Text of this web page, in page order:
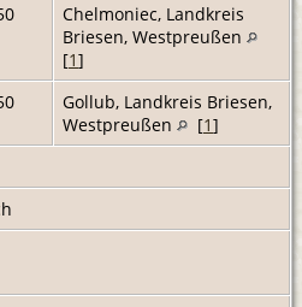
Chelmoniec, Landkreis
Briesen, Westpreußen
[1]
Gollub, Landkreis Briesen,
Westpreußen
[1]